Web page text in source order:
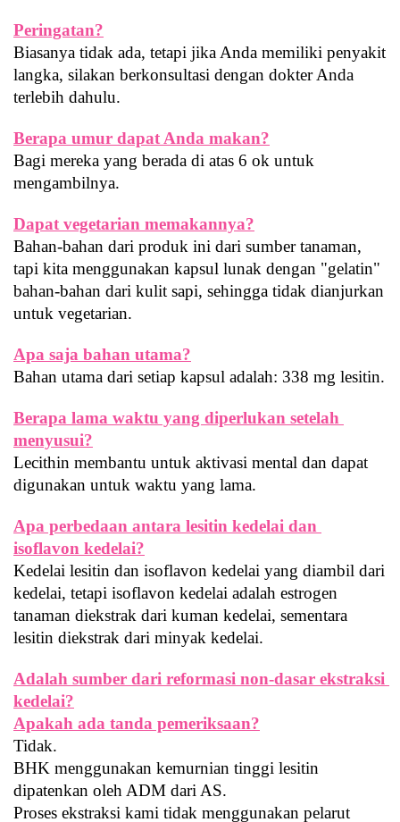
Peringatan?
Biasanya tidak ada, tetapi jika Anda memiliki penyakit
langka, silakan berkonsultasi dengan dokter Anda
terlebih dahulu.
Berapa umur dapat Anda makan?
Bagi mereka yang berada di atas 6 ok untuk
mengambilnya.
Dapat vegetarian memakannya?
Bahan-bahan dari produk ini dari sumber tanaman,
tapi kita menggunakan kapsul lunak dengan "gelatin"
bahan-bahan dari kulit sapi, sehingga tidak dianjurkan
untuk vegetarian.
Apa saja bahan utama?
Bahan utama dari setiap kapsul adalah: 338 mg lesitin.
Berapa lama waktu yang diperlukan setelah
menyusui?
Lecithin membantu untuk aktivasi mental dan dapat
digunakan untuk waktu yang lama.
Apa perbedaan antara lesitin kedelai dan
isoflavon kedelai?
Kedelai lesitin dan isoflavon kedelai yang diambil dari
kedelai, tetapi isoflavon kedelai adalah estrogen
tanaman diekstrak dari kuman kedelai, sementara
lesitin diekstrak dari minyak kedelai.
Adalah sumber dari reformasi non-dasar ekstraksi
kedelai?
Apakah ada tanda pemeriksaan?
Tidak.
BHK menggunakan kemurnian tinggi lesitin
dipatenkan oleh ADM dari AS.
Proses ekstraksi kami tidak menggunakan pelarut